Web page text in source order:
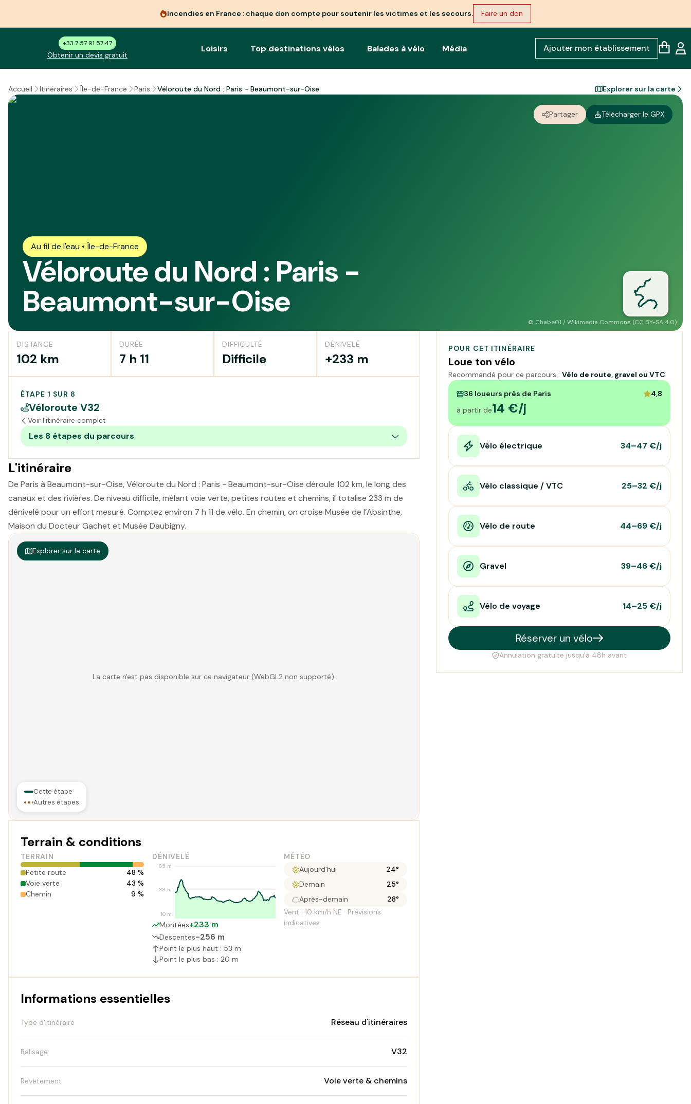
Incendies en France : chaque don compte pour soutenir les victimes et les secours. Faire un don
+33 7 57 91 57 47
Obtenir un devis gratuit
Loisirs Top destinations vélos Balades à vélo Média Ajouter mon établissement
Accueil Itinéraires Île-de-France Paris Véloroute du Nord : Paris - Beaumont-sur-Oise Explorer sur la carte
Partager Télécharger le GPX
Au fil de l'eau • Île-de-France
Véloroute du Nord : Paris -
Beaumont-sur-Oise
© Chabe01 / Wikimedia Commons (CC BY-SA 4.0)
DISTANCE
102 km
DURÉE
7 h 11
DIFFICULTÉ
Difficile
DÉNIVELÉ
+233 m
ÉTAPE 1 SUR 8
Véloroute V32
Voir l'itinéraire complet
Les 8 étapes du parcours
L'itinéraire
De Paris à Beaumont-sur-Oise, Véloroute du Nord : Paris - Beaumont-sur-Oise déroule 102 km, le long des
canaux et des rivières. De niveau difficile, mêlant voie verte, petites routes et chemins, il totalise 233 m de
dénivelé pour un effort mesuré. Comptez environ 7 h 11 de vélo. En chemin, on croise Musée de l’Absinthe,
Maison du Docteur Gachet et Musée Daubigny.
La carte n'est pas disponible sur ce navigateur (WebGL2 non supporté).
Explorer sur la carte
Cette étape
Autres étapes
Terrain & conditions
TERRAIN
Petite route
48 %
Voie verte
43 %
Chemin
9 %
DÉNIVELÉ
10 m
38 m
65 m
Montées+233 m
Descentes-256 m
Point le plus haut : 53 m
Point le plus bas : 20 m
MÉTÉO
Aujourd'hui
24°
Demain
25°
Après-demain
28°
Vent : 10 km/h NE · Prévisions
indicatives
Informations essentielles
Type d'itinéraire Réseau d'itinéraires
Balisage V32
Revêtement Voie verte & chemins
POUR CET ITINÉRAIRE
Loue ton vélo
Recommandé pour ce parcours : Vélo de route, gravel ou VTC
36 loueurs près de Paris
4,8
à partir de14 €/j
Vélo électrique 34–47 €/j
Vélo classique / VTC 25–32 €/j
Vélo de route 44–69 €/j
Gravel 39–46 €/j
Vélo de voyage 14–25 €/j
Réserver un vélo
Annulation gratuite jusqu'à 48h avant